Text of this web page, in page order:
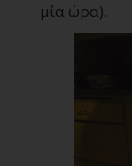
μία ώρα).